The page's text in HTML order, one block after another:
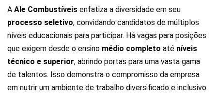
A Ale Combustíveis enfatiza a diversidade em seu
processo seletivo, convidando candidatos de múltiplos
níveis educacionais para participar. Há vagas para posições
que exigem desde o ensino médio completo até níveis
técnico e superior, abrindo portas para uma vasta gama
de talentos. Isso demonstra o compromisso da empresa
em nutrir um ambiente de trabalho diversificado e inclusivo.